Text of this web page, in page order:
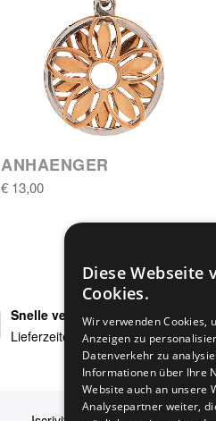
ANHAENGER
€ 13,00
Snelle verzending
Lieferzeiten in 24/48 Stunden
Diese Webseite
Cookies.
Wir verwenden Cookies,
Anzeigen zu
Datenverkehr zu
Informationen über Ihre
Website auch an unsere
Analysepartner weiter,